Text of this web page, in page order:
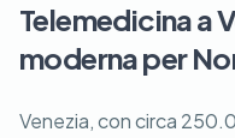
Telemedicina a
moderna per
Venezia, con circa